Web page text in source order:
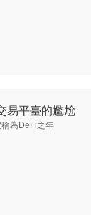
易平臺的尷尬
為DeFi之年